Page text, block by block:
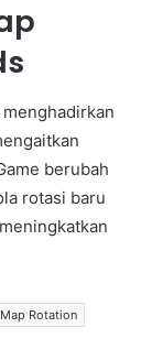
berubah
rotasi baru
Map Rotation